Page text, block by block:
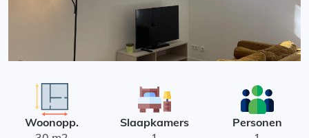
Woonopp.
Slaapkamers
Personen